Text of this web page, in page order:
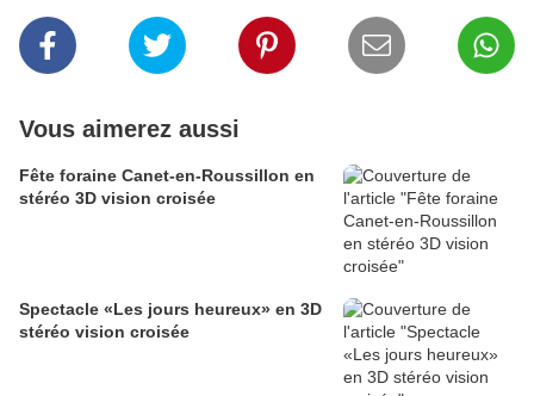
Vous aimerez aussi
Fête foraine Canet-en-Roussillon en
stéréo 3D vision croisée
Spectacle «Les jours heureux» en 3D
stéréo vision croisée